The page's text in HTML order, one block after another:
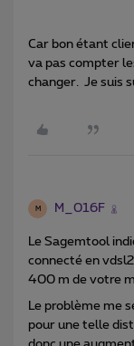
Car bon étant
va pas compter
changer. Je suis
M M_016F
Le Sagemtool
connecté en
400 m de votre
Le problème me
pour une telle